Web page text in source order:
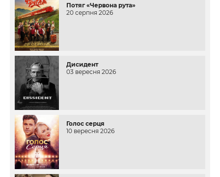
Потяг «Червона рута»
20 серпня 2026
Дисидент
03 вересня 2026
Голос серця
10 вересня 2026